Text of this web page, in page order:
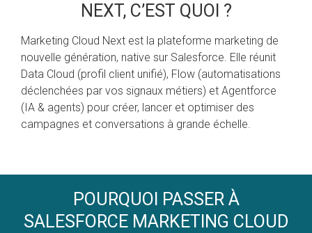
NEXT, C’EST QUOI ?
Marketing Cloud Next est la plateforme marketing de
nouvelle génération, native sur Salesforce. Elle réunit
Data Cloud (profil client unifié), Flow (automatisations
déclenchées par vos signaux métiers) et Agentforce
(IA & agents) pour créer, lancer et optimiser des
campagnes et conversations à grande échelle.
POURQUOI PASSER À
SALESFORCE MARKETING CLOUD